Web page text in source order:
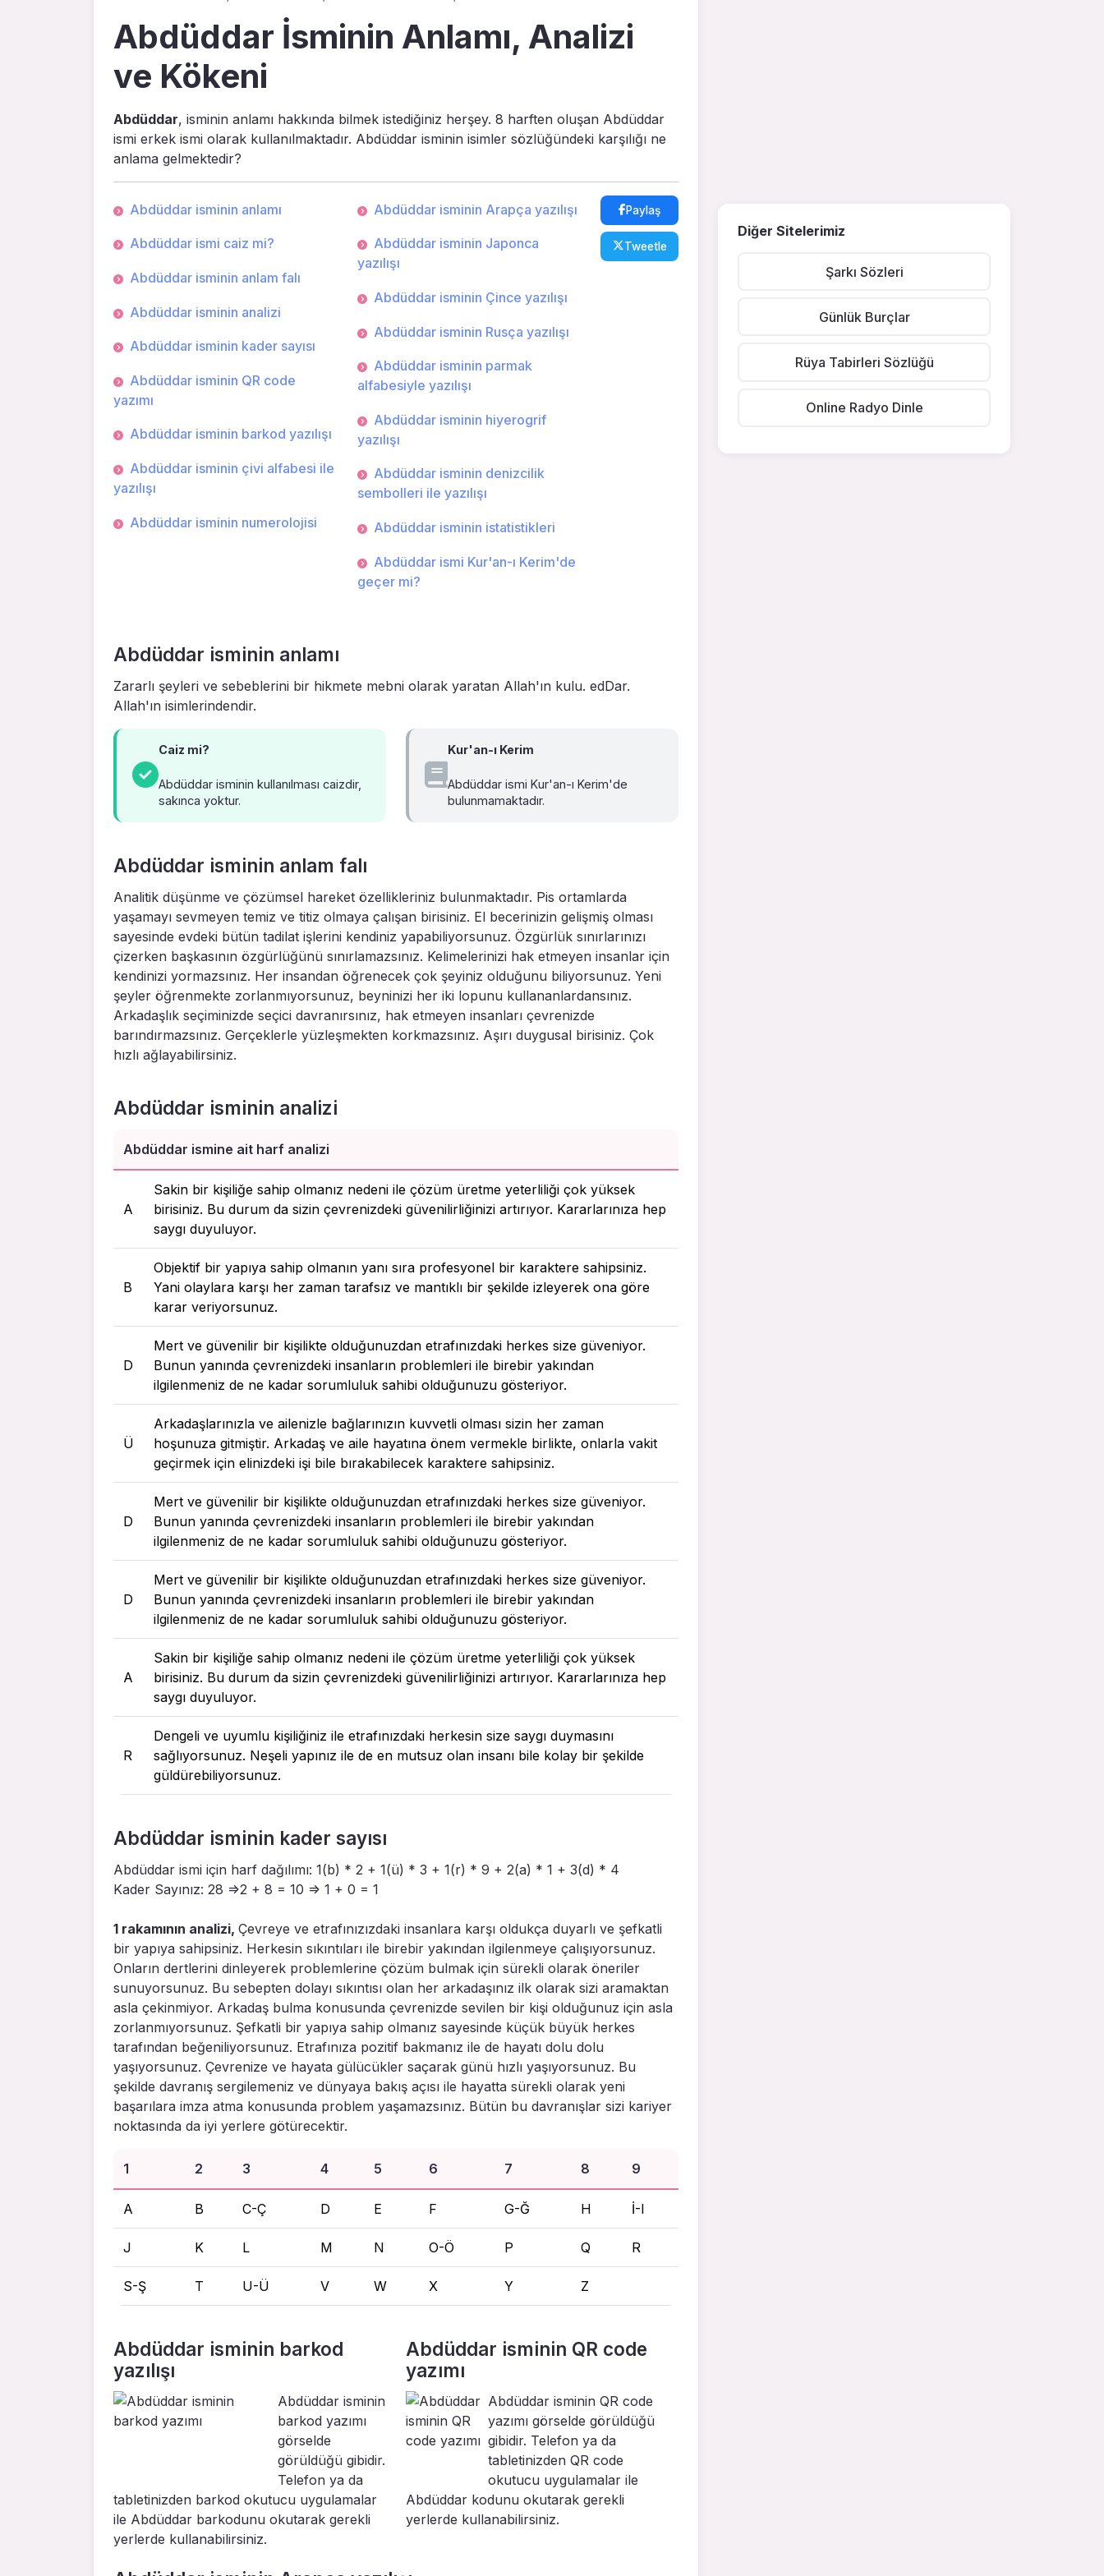
Abdüddar İsminin Anlamı, Analizi
ve Kökeni
Abdüddar, isminin anlamı hakkında bilmek istediğiniz herşey. 8 harften oluşan Abdüddar
ismi erkek ismi olarak kullanılmaktadır. Abdüddar isminin isimler sözlüğündeki karşılığı ne
anlama gelmektedir?
Abdüddar isminin anlamı
Abdüddar ismi caiz mi?
Abdüddar isminin anlam falı
Abdüddar isminin analizi
Abdüddar isminin kader sayısı
Abdüddar isminin QR code
yazımı
Abdüddar isminin barkod yazılışı
Abdüddar isminin çivi alfabesi ile
yazılışı
Abdüddar isminin numerolojisi
Abdüddar isminin Arapça yazılışı
Abdüddar isminin Japonca
yazılışı
Abdüddar isminin Çince yazılışı
Abdüddar isminin Rusça yazılışı
Abdüddar isminin parmak
alfabesiyle yazılışı
Abdüddar isminin hiyerogrif
yazılışı
Abdüddar isminin denizcilik
sembolleri ile yazılışı
Abdüddar isminin istatistikleri
Abdüddar ismi Kur'an-ı Kerim'de
geçer mi?
Paylaş
Tweetle
Abdüddar isminin anlamı
Zararlı şeyleri ve sebeblerini bir hikmete mebni olarak yaratan Allah'ın kulu. edDar.
Allah'ın isimlerindendir.
Caiz mi?
Abdüddar isminin kullanılması caizdir,
sakınca yoktur.
Kur'an-ı Kerim
Abdüddar ismi Kur'an-ı Kerim'de
bulunmamaktadır.
Abdüddar isminin anlam falı
Analitik düşünme ve çözümsel hareket özellikleriniz bulunmaktadır. Pis ortamlarda
yaşamayı sevmeyen temiz ve titiz olmaya çalışan birisiniz. El becerinizin gelişmiş olması
sayesinde evdeki bütün tadilat işlerini kendiniz yapabiliyorsunuz. Özgürlük sınırlarınızı
çizerken başkasının özgürlüğünü sınırlamazsınız. Kelimelerinizi hak etmeyen insanlar için
kendinizi yormazsınız. Her insandan öğrenecek çok şeyiniz olduğunu biliyorsunuz. Yeni
şeyler öğrenmekte zorlanmıyorsunuz, beyninizi her iki lopunu kullananlardansınız.
Arkadaşlık seçiminizde seçici davranırsınız, hak etmeyen insanları çevrenizde
barındırmazsınız. Gerçeklerle yüzleşmekten korkmazsınız. Aşırı duygusal birisiniz. Çok
hızlı ağlayabilirsiniz.
Abdüddar isminin analizi
Abdüddar ismine ait harf analizi
A
Sakin bir kişiliğe sahip olmanız nedeni ile çözüm üretme yeterliliği çok yüksek
birisiniz. Bu durum da sizin çevrenizdeki güvenilirliğinizi artırıyor. Kararlarınıza hep
saygı duyuluyor.
B
Objektif bir yapıya sahip olmanın yanı sıra profesyonel bir karaktere sahipsiniz.
Yani olaylara karşı her zaman tarafsız ve mantıklı bir şekilde izleyerek ona göre
karar veriyorsunuz.
D
Mert ve güvenilir bir kişilikte olduğunuzdan etrafınızdaki herkes size güveniyor.
Bunun yanında çevrenizdeki insanların problemleri ile birebir yakından
ilgilenmeniz de ne kadar sorumluluk sahibi olduğunuzu gösteriyor.
Ü
Arkadaşlarınızla ve ailenizle bağlarınızın kuvvetli olması sizin her zaman
hoşunuza gitmiştir. Arkadaş ve aile hayatına önem vermekle birlikte, onlarla vakit
geçirmek için elinizdeki işi bile bırakabilecek karaktere sahipsiniz.
D
Mert ve güvenilir bir kişilikte olduğunuzdan etrafınızdaki herkes size güveniyor.
Bunun yanında çevrenizdeki insanların problemleri ile birebir yakından
ilgilenmeniz de ne kadar sorumluluk sahibi olduğunuzu gösteriyor.
D
Mert ve güvenilir bir kişilikte olduğunuzdan etrafınızdaki herkes size güveniyor.
Bunun yanında çevrenizdeki insanların problemleri ile birebir yakından
ilgilenmeniz de ne kadar sorumluluk sahibi olduğunuzu gösteriyor.
A
Sakin bir kişiliğe sahip olmanız nedeni ile çözüm üretme yeterliliği çok yüksek
birisiniz. Bu durum da sizin çevrenizdeki güvenilirliğinizi artırıyor. Kararlarınıza hep
saygı duyuluyor.
R
Dengeli ve uyumlu kişiliğiniz ile etrafınızdaki herkesin size saygı duymasını
sağlıyorsunuz. Neşeli yapınız ile de en mutsuz olan insanı bile kolay bir şekilde
güldürebiliyorsunuz.
Abdüddar isminin kader sayısı
Abdüddar ismi için harf dağılımı: 1(b) * 2 + 1(ü) * 3 + 1(r) * 9 + 2(a) * 1 + 3(d) * 4
Kader Sayınız: 28 =>2 + 8 = 10 => 1 + 0 = 1
1 rakamının analizi, Çevreye ve etrafınızızdaki insanlara karşı oldukça duyarlı ve şefkatli
bir yapıya sahipsiniz. Herkesin sıkıntıları ile birebir yakından ilgilenmeye çalışıyorsunuz.
Onların dertlerini dinleyerek problemlerine çözüm bulmak için sürekli olarak öneriler
sunuyorsunuz. Bu sebepten dolayı sıkıntısı olan her arkadaşınız ilk olarak sizi aramaktan
asla çekinmiyor. Arkadaş bulma konusunda çevrenizde sevilen bir kişi olduğunuz için asla
zorlanmıyorsunuz. Şefkatli bir yapıya sahip olmanız sayesinde küçük büyük herkes
tarafından beğeniliyorsunuz. Etrafınıza pozitif bakmanız ile de hayatı dolu dolu
yaşıyorsunuz. Çevrenize ve hayata gülücükler saçarak günü hızlı yaşıyorsunuz. Bu
şekilde davranış sergilemeniz ve dünyaya bakış açısı ile hayatta sürekli olarak yeni
başarılara imza atma konusunda problem yaşamazsınız. Bütün bu davranışlar sizi kariyer
noktasında da iyi yerlere götürecektir.
1 2 3 4 5 6 7 8 9
A B C-Ç D E F G-Ğ H İ-I
J K L M N O-Ö P Q R
S-Ş T U-Ü V W X Y Z
Abdüddar isminin barkod
yazılışı
Abdüddar isminin
barkod yazımı
görselde
görüldüğü gibidir.
Telefon ya da
tabletinizden barkod okutucu uygulamalar
ile Abdüddar barkodunu okutarak gerekli
yerlerde kullanabilirsiniz.
Abdüddar isminin QR code
yazımı
Abdüddar isminin QR code
yazımı görselde görüldüğü
gibidir. Telefon ya da
tabletinizden QR code
okutucu uygulamalar ile
Abdüddar kodunu okutarak gerekli
yerlerde kullanabilirsiniz.
Diğer Sitelerimiz
Şarkı Sözleri
Günlük Burçlar
Rüya Tabirleri Sözlüğü
Online Radyo Dinle